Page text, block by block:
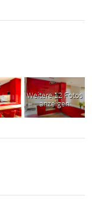
Weitere 12 Fotos
anzeigen